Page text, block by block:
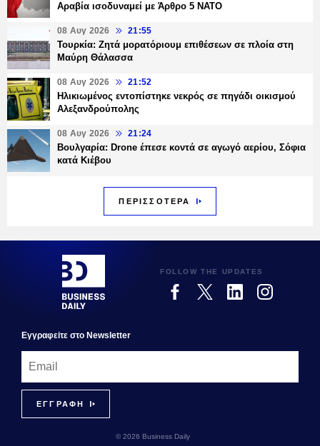
Αραβία ισοδυναμεί με Άρθρο 5 NATO
08 Αυγ 2026 21:55
Τουρκία: Ζητά μορατόριουμ επιθέσεων σε πλοία στη
Μαύρη Θάλασσα
08 Αυγ 2026 21:52
Ηλικιωμένος εντοπίστηκε νεκρός σε πηγάδι οικισμού
Αλεξανδρούπολης
08 Αυγ 2026 21:24
Βουλγαρία: Drone έπεσε κοντά σε αγωγό αερίου, Σόφια
κατά Κιέβου
ΠΕΡΙΣΣΟΤΕΡΑ
FOLLOW THE UPDATES
Εγγραφεiτε στο Newsletter
© 2026 Business Daily